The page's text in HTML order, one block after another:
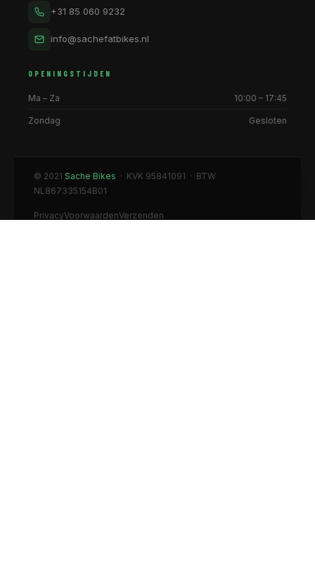
+31 85 060 9232
info@sachefatbikes.nl
OPENINGSTIJDEN
Ma – Za 10:00 – 17:45
Zondag Gesloten
© 2021 Sache Bikes · KVK 95841091 · BTW
NL867335154B01
PrivacyVoorwaardenVerzenden